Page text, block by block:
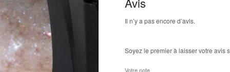
Il n’y a pas encore d’avis.
Soyez le premier à laisser votre avis
Votre note